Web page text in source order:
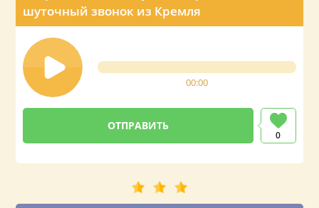
шуточный звонок из Кремля
00:00
0